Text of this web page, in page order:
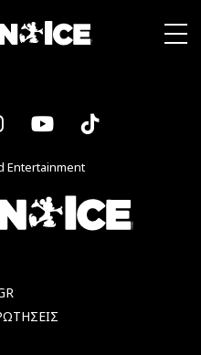
Instagram
YouTubeTiktok
Entertainment